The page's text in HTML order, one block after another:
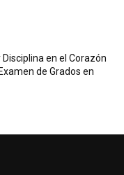
en el Corazón
de Grados en